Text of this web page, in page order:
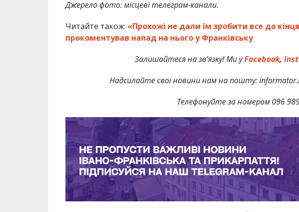
Джерело фото: місцеві телеграм-канали.
Читайте також: «Прохожі не дали їм зробити все до
прокоментував напад на нього у Франківську
Залишайтеся на зв’язку! Ми уFacebook,
Надсилайте свої новини нам на пошту:
Телефонуйте за номером 096